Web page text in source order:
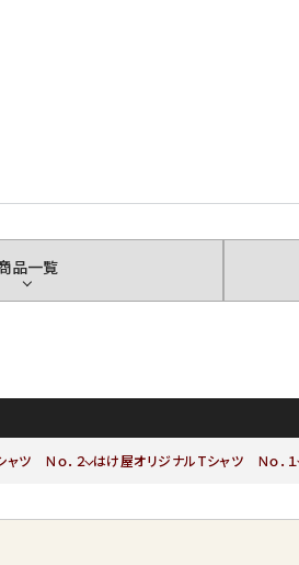
品一覧
ャツ Ｎｏ．２ はけ屋オリジナルTシャツ Ｎｏ．１